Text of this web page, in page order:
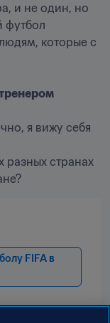
и не один, но
футбол
которые с
я вижу себя
разных странах
FIFA в